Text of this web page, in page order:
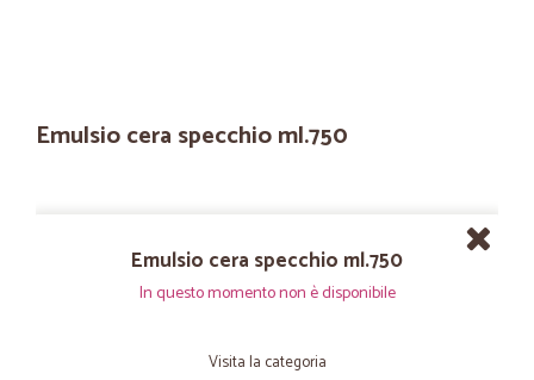
Emulsio cera specchio ml.750
Emulsio cera specchio ml.750
In questo momento non è disponibile
Visita la categoria